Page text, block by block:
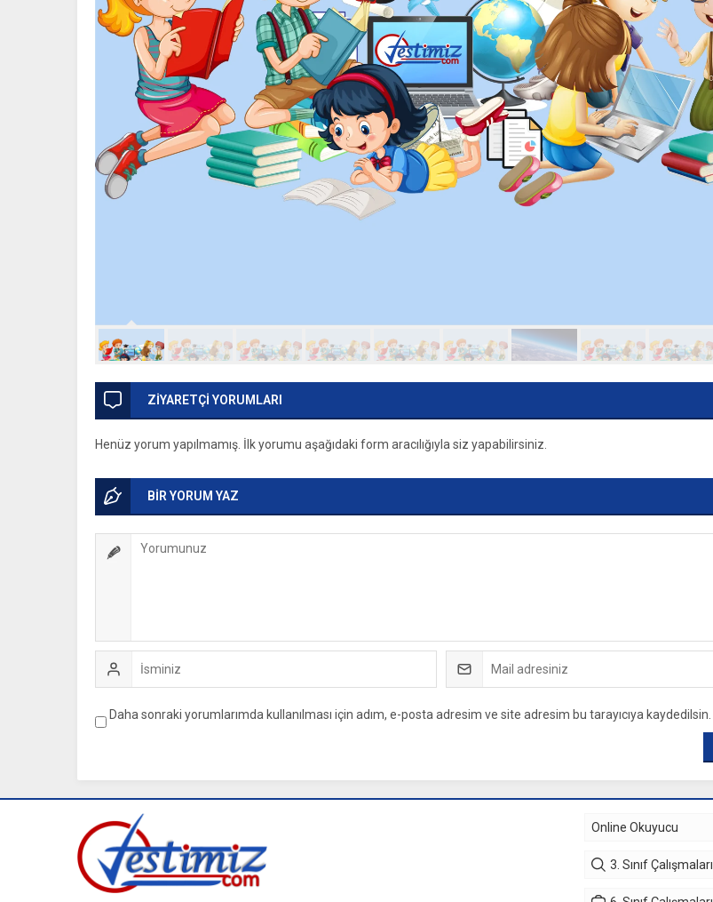
ZİYARETÇİ YORUMLARI
Henüz yorum yapılmamış. İlk yorumu aşağıdaki form aracılığıyla siz yapabilirsiniz.
BİR YORUM YAZ
Daha sonraki yorumlarımda kullanılması için adım, e-posta adresim ve site adresim bu tarayıcıya kaydedilsin.
Online Okuyucu
3. Sınıf Çalışmaları